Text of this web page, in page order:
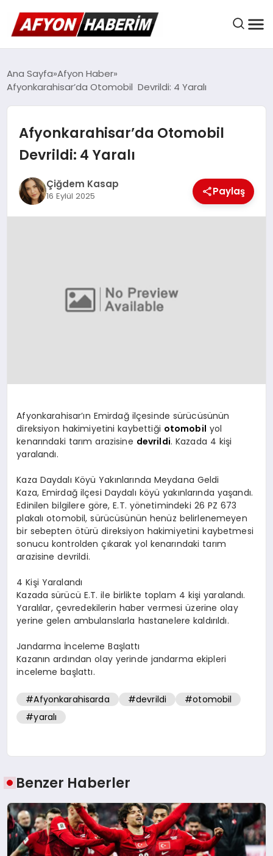
AFYON HABER
BELEDIYELER
EKONOMI
TEKNOLOJI
Ana Sayfa Afyon Haber
Afyonkarahisar’da Otomobil Devrildi: 4 Yaralı
Afyonkarahisar’da Otomobil
Devrildi: 4 Yaralı
Çiğdem Kasap
16 Eylül 2025 Paylaş
Afyonkarahisar’ın Emirdağ ilçesinde sürücüsünün
direksiyon hakimiyetini kaybettiği otomobil yol
kenarındaki tarım arazisine devrildi. Kazada 4 kişi
yaralandı.
Kaza Daydalı Köyü Yakınlarında Meydana Geldi
Kaza, Emirdağ ilçesi Daydalı köyü yakınlarında yaşandı.
Edinilen bilgilere göre, E.T. yönetimindeki 26 PZ 673
plakalı otomobil, sürücüsünün henüz belirlenemeyen
bir sebepten ötürü direksiyon hakimiyetini kaybetmesi
sonucu kontrolden çıkarak yol kenarındaki tarım
arazisine devrildi.
4 Kişi Yaralandı
Kazada sürücü E.T. ile birlikte toplam 4 kişi yaralandı.
Yaralılar, çevredekilerin haber vermesi üzerine olay
yerine gelen ambulanslarla hastanelere kaldırıldı.
Jandarma İnceleme Başlattı
Kazanın ardından olay yerinde jandarma ekipleri
inceleme başlattı.
#Afyonkarahisarda #devrildi
#otomobil
#yaralı
Benzer Haberler